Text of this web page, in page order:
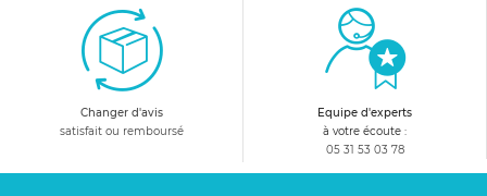
Changer d'avis
satisfait ou remboursé
Equipe d'experts
à votre écoute :
05 31 53 03 78